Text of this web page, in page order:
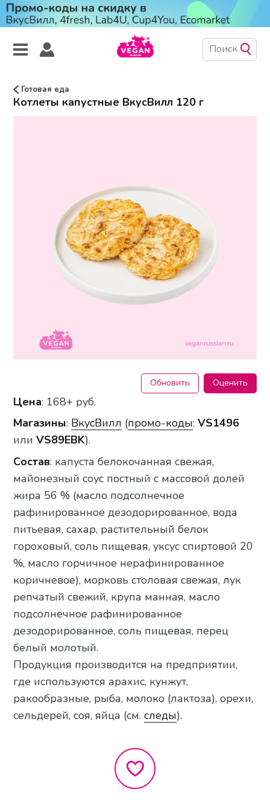
Готовая еда
Котлеты капустные ВкусВилл 120 г
Обновить Оценить
Цена: 168+ руб.
Магазины: ВкусВилл (промо-коды:VS1496
или VS89EBK).
Состав: капуста белокочанная свежая,
майонезный соус постный с массовой долей
жира 56 % (масло подсолнечное
рафинированное дезодорированное, вода
питьевая, сахар, растительный белок
гороховый, соль пищевая, уксус спиртовой 20
%, масло горчичное нерафинированное
коричневое), морковь столовая свежая, лук
репчатый свежий, крупа манная, масло
подсолнечное рафинированное
дезодорированное, соль пищевая, перец
белый молотый.
Продукция производится на предприятии,
где используются арахис, кунжут,
ракообразные, рыба, молоко (лактоза), орехи,
сельдерей, соя, яйца (см.следы).